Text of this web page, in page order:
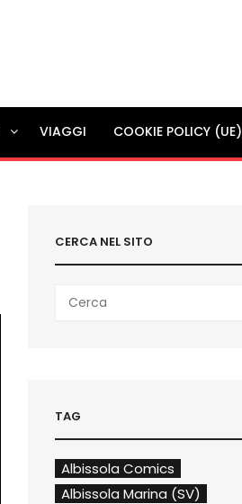
VIAGGI COOKIE POLICY (UE)
CERCA NEL SITO
for:
TAG
Albissola Comics
Albissola Marina (SV)